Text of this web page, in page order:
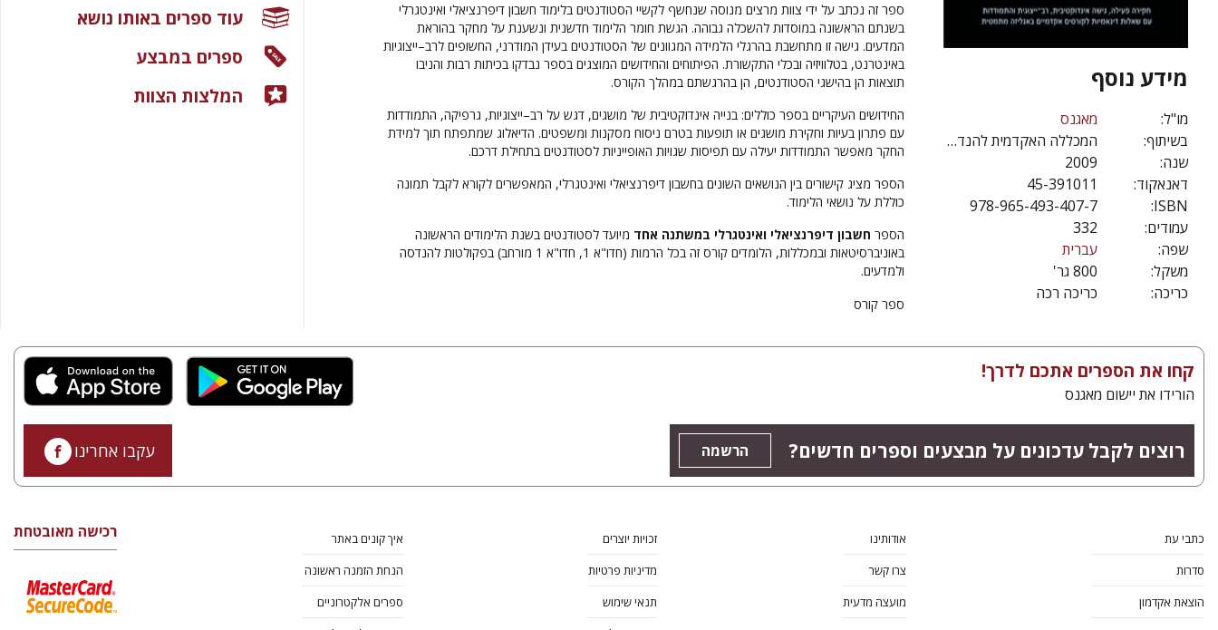
מידע נוסף
מו"ל:
מאגנס
בשיתוף:
המכללה האקדמית להנדסה אורט בראודה
שנה:
2009
דאנאקוד:
45-391011
ISBN:
978-965-493-407-7
עמודים:
332
שפה:
עברית
משקל:
800 גר'
כריכה:
כריכה רכה
ספר זה נכתב על ידי צוות מרצים מנוסה שנחשף לקשיי הסטודנטים בלימוד חשבון דיפרנציאלי ואינטגרלי
בשנתם הראשונה במוסדות להשכלה גבוהה. הגשת חומר הלימוד חדשנית ונשענת על מחקר בהוראת
המדעים. גישה זו מתחשבת בהרגלי הלמידה המגוונים של הסטודנטים בעידן המודרני, החשופים לרב–ייצוגיות
באינטרנט, בטלוויזיה ובכלי התקשורת. הפיתוחים והחידושים המוצגים בספר נבדקו בכיתות רבות והניבו
תוצאות הן בהישגי הסטודנטים, הן בהרגשתם במהלך הקורס.
החידושים העיקריים בספר כוללים: בנייה אינדוקטיבית של מושגים, דגש על רב–ייצוגיות, גרפיקה, התמודדות
עם פתרון בעיות וחקירת מושגים או תופעות בטרם ניסוח מסקנות ומשפטים. הדיאלוג שמתפתח תוך למידת
החקר מאפשר התמודדות יעילה עם תפיסות שגויות האופייניות לסטודנטים בתחילת דרכם.
הספר מציג קישורים בין הנושאים השונים בחשבון דיפרנציאלי ואינטגרלי, המאפשרים לקורא לקבל תמונה
כוללת על נושאי הלימוד.
הספר חשבון דיפרנציאלי ואינטגרלי במשתנה אחד מיועד לסטודנטים בשנת הלימודים הראשונה
באוניברסיטאות ובמכללות, הלומדים קורס זה בכל הרמות (חדו"א 1, חדו"א 1 מורחב) בפקולטות להנדסה
ולמדעים.
ספר קורס
עוד ספרים באותו נושא
ספרים במבצע
המלצות הצוות
קחו את הספרים אתכם לדרך!
הורידו את יישום מאגנס
רוצים לקבל עדכונים על מבצעים וספרים חדשים? הרשמה עקבו אחרינו
כתבי עת
סדרות
הוצאת אקדמון
אודותינו
צרו קשר
מועצה מדעית
זכויות יוצרים
מדיניות פרטיות
תנאי שימוש
איך קונים באתר
הנחת הזמנה ראשונה
ספרים אלקטרוניים
רכישה מאובטחת